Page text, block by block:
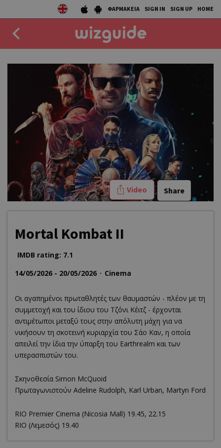
ΦΑΡΜΑΚΕΙΑ SIGN IN SIGN UP HOME
AGENDA
COLLECTIONS
STORIES
NEWS
Video Share
Mortal Kombat II
IMDB rating: 7.1
14/05/2026 - 20/05/2026
Cinema
Οι αγαπημένοι πρωταθλητές των θαυμαστών - πλέον με τη
συμμετοχή και του ίδιου του Τζόνι Κέιτζ - έρχονται
αντιμέτωποι μεταξύ τους στην απόλυτη μάχη για να
νικήσουν τη σκοτεινή κυριαρχία του Σάο Καν, η οποία
απειλεί την ίδια την ύπαρξη του Earthrealm και των
υπερασπιστών του.
Σκηνοθεσία Simon McQuoid
Πρωταγωνιστούν Adeline Rudolph, Karl Urban, Martyn Ford
RΙΟ Premier Cinema (Νicosia Mall) 19.45, 22.15
RIO (Λεμεσός) 19.40